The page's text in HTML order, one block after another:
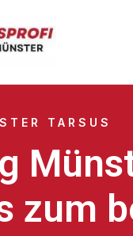
TARSUS
zum